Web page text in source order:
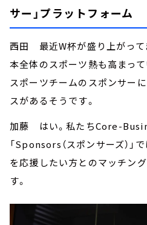
サー」プラットフォーム
西田 最近W杯が盛り上がって
本全体のスポーツ熱も高まっ
スポーツチームのスポンサー
スがあるそうです。
加藤 はい。私たちCore-
「Sponsors（スポンサーズ）」
を応援したい方とのマッチン
す。